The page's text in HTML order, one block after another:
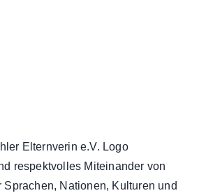
respektvolles Miteinander von
Sprachen, Nationen, Kulturen und